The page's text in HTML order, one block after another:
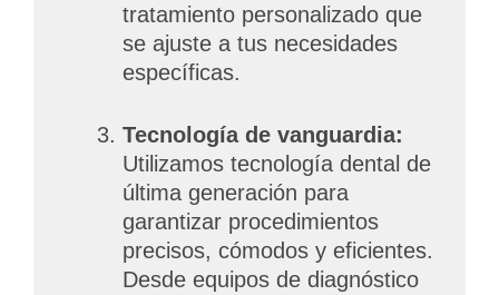
tratamiento personalizado que
se ajuste a tus necesidades
específicas.
Tecnología de vanguardia:
Utilizamos tecnología dental de
última generación para
garantizar procedimientos
precisos, cómodos y eficientes.
Desde equipos de diagnóstico